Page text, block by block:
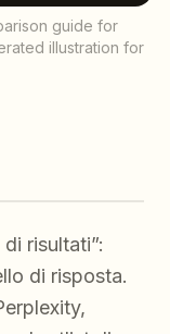
guide for
illustration for
risultati”:
di risposta.